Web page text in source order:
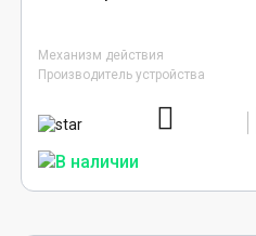
Механизм действия
Производитель устройства